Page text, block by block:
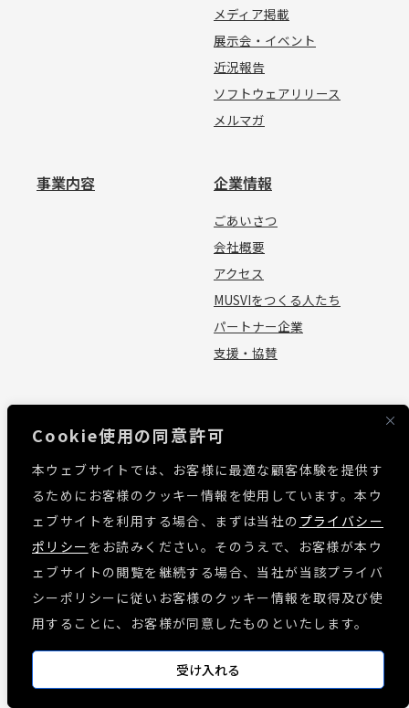
Cookie使用の同意許可
本ウェブサイトでは、お客様に最適な顧客体験を提供す
るためにお客様のクッキー情報を使用しています。本ウ
ェブサイトを利用する場合、まずは当社の プライバシー
ポリシー をお読みください。そのうえで、お客様が本ウ
ェブサイトの閲覧を継続する場合、当社が当該プライバ
シーポリシーに従いお客様のクッキー情報を取得及び使
用することに、お客様が同意したものといたします。
受け入れる
メディア掲載
展示会・イベント
近況報告
ソフトウェアリリース
メルマガ
事業内容 企業情報
ごあいさつ
会社概要
アクセス
MUSVIをつくる人たち
パートナー企業
支援・協賛
見積依頼
よくあるご質問
お問い合わせ
MUSVI BASE ログイン